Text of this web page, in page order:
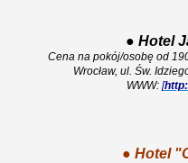
● Hotel
Cena na pokój/osobę od
Wrocław, ul. Św.
WWW: [
● Hotel